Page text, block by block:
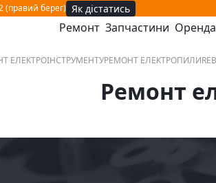
(правий берег) Як дістатись
навігаційне меню
Ремонт Запчастини Оренда
ЕЛЕКТРОІНСТРУМЕНТУРЕМОНТ ЕЛЕКТРОПИЛИ
Ремонт